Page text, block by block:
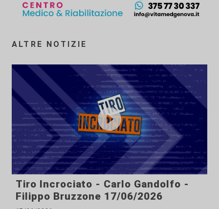
ALTRE NOTIZIE
Tiro Incrociato - Carlo Gandolfo -
Filippo Bruzzone 17/06/2026